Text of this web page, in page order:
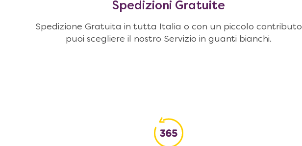
Spedizioni Gratuite
Spedizione Gratuita in tutta Italia o con un piccolo contributo
puoi scegliere il nostro Servizio in guanti bianchi.